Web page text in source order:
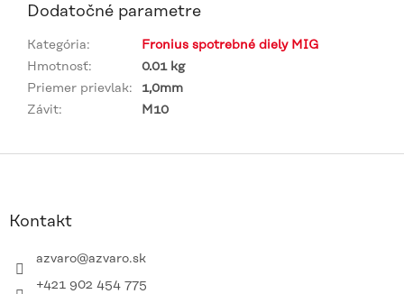
Dodatočné parametre
Kategória:
Fronius spotrebné diely MIG
Hmotnosť:
0.01 kg
Priemer prievlak:
1,0mm
Závit: M10
Kontakt
azvaro@azvaro.sk
+421 902 454 775